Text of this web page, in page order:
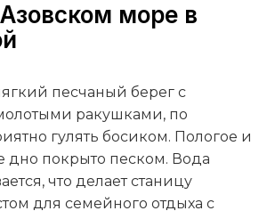
море в
песчаный берег с
ракушками, по
гулять босиком. Пологое и
дно покрыто песком. Вода
что делает станицу
для семейного отдыха с